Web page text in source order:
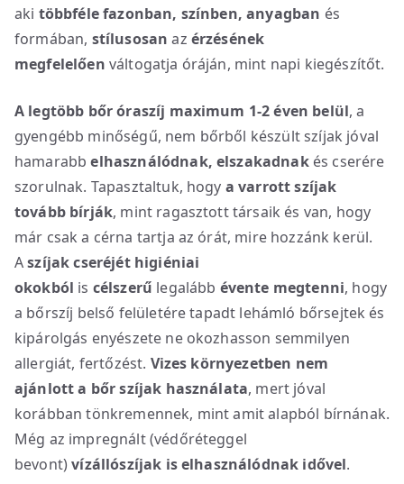
aki többféle fazonban, színben, anyagban és
formában, stílusosan az érzésének
megfelelően váltogatja óráján, mint napi kiegészítőt.
A legtöbb bőr óraszíj maximum 1-2 éven belül, a
gyengébb minőségű, nem bőrből készült szíjak jóval
hamarabbelhasználódnak, elszakadnakés cserére
szorulnak. Tapasztaltuk, hogy a varrott szíjak
tovább bírják, mint ragasztott társaik és van, hogy
már csak a cérna tartja az órát, mire hozzánk kerül.
Aszíjak cseréjét higiéniai
okokból is célszerű legalább évente megtenni, hogy
a bőrszíj belső felületére tapadt lehámló bőrsejtek és
kipárolgás enyészete ne okozhasson semmilyen
allergiát, fertőzést. Vizes környezetben nem
ajánlott a bőr szíjak használata, mert jóval
korábban tönkremennek, mint amit alapból bírnának.
Még az impregnált (védőréteggel
bevont)vízállószíjak is elhasználódnak idővel.